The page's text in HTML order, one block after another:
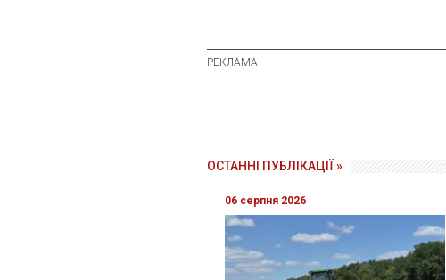
ОСТАННІ ПУБЛІКАЦІЇ »
06 серпня 2026